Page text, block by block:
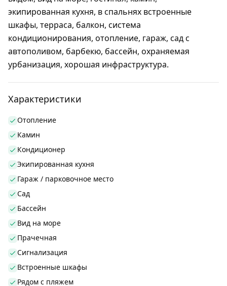
экипированная кухня, в спальнях встроенные
шкафы, терраса, балкон, система
кондиционирования, отопление, гараж, сад с
автополивом, барбекю, бассейн, охраняемая
урбанизация, хорошая инфраструктура.
Характеристики
Отопление
Камин
Кондиционер
Экипированная кухня
Гараж / парковочное место
Сад
Бассейн
Вид на море
Прачечная
Сигнализация
Встроенные шкафы
Рядом с пляжем